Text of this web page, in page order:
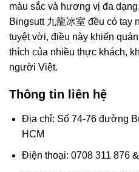
màu sắc và hương vị đa
Bingsutt 九龍冰室 đều có tay
tuyệt vời, điều này khiến
thích của nhiều thực khách,
người Việt.
Thông tin liên hệ
Địa chỉ: Số 74-76 đường
HCM
Điện thoại: 0708 311 876